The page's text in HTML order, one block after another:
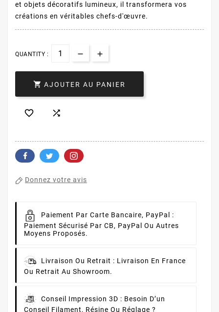
et objets décoratifs lumineux, il transformera vos
créations en véritables chefs-d'œuvre.
QUANTITY :
 AJOUTER AU PANIER
 
Donnez votre avis
Paiement Par Carte Bancaire, PayPal :
Paiement Sécurisé Par CB, PayPal Ou Autres
Moyens Proposés.
Livraison Ou Retrait : Livraison En France
Ou Retrait Au Showroom.
Conseil Impression 3D : Besoin D’un
Conseil Filament, Résine Ou Réglage ?